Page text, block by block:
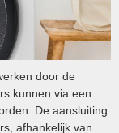
door de
kunnen via een
De aansluiting
afhankelijk van